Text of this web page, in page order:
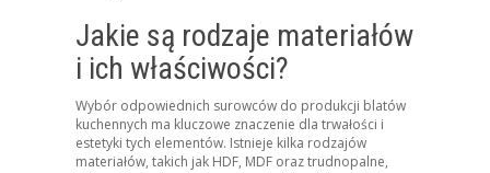
Jakie są rodzaje materiałów
i ich właściwości?
Wybór odpowiednich surowców do produkcji blatów
kuchennych ma kluczowe znaczenie dla trwałości i
estetyki tych elementów. Istnieje kilka rodzajów
materiałów, takich jak HDF, MDF oraz trudnopalne,